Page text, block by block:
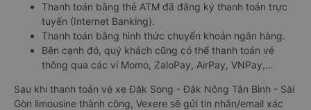
Thanh toán bằng thẻ ATM đã đăng ký thanh toán trực
tuyến (Internet Banking).
Thanh toán bằng hình thức chuyển khoản ngân hàng.
Bên cạnh đó, quý khách cũng có thể thanh toán vé
thông qua các ví Momo, ZaloPay, AirPay, VNPay,…
Sau khi thanh toán vé xe Đăk Song - Đắk Nông Tân Bình - Sài
Gòn limousine thành công, Vexere sẽ gửi tin nhắn/email xác